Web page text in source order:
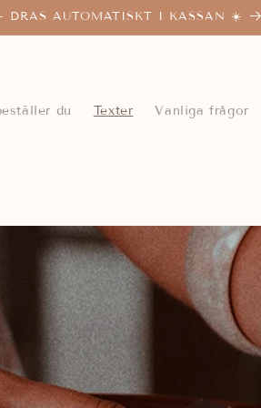
DRAS AUTOMATISKT I KASSAN ☀️
du Texter Vanliga frågor